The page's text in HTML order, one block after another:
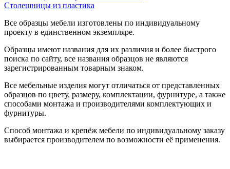
Столешницы из пластика
Все образцы мебели изготовлены по индивидуальному
проекту в единственном экземпляре.
Образцы имеют названия для их различия и более быстрого
поиска по сайту, все названия образцов не являются
зарегистрированным товарным знаком.
Все мебельные изделия могут отличаться от представленных
образцов по цвету, размеру, комплектации, фурнитуре, а также
способами монтажа и производителями комплектующих и
фурнитуры.
Способ монтажа и крепёж мебели по индивидуальному заказу
выбирается производителем по возможности её применения.